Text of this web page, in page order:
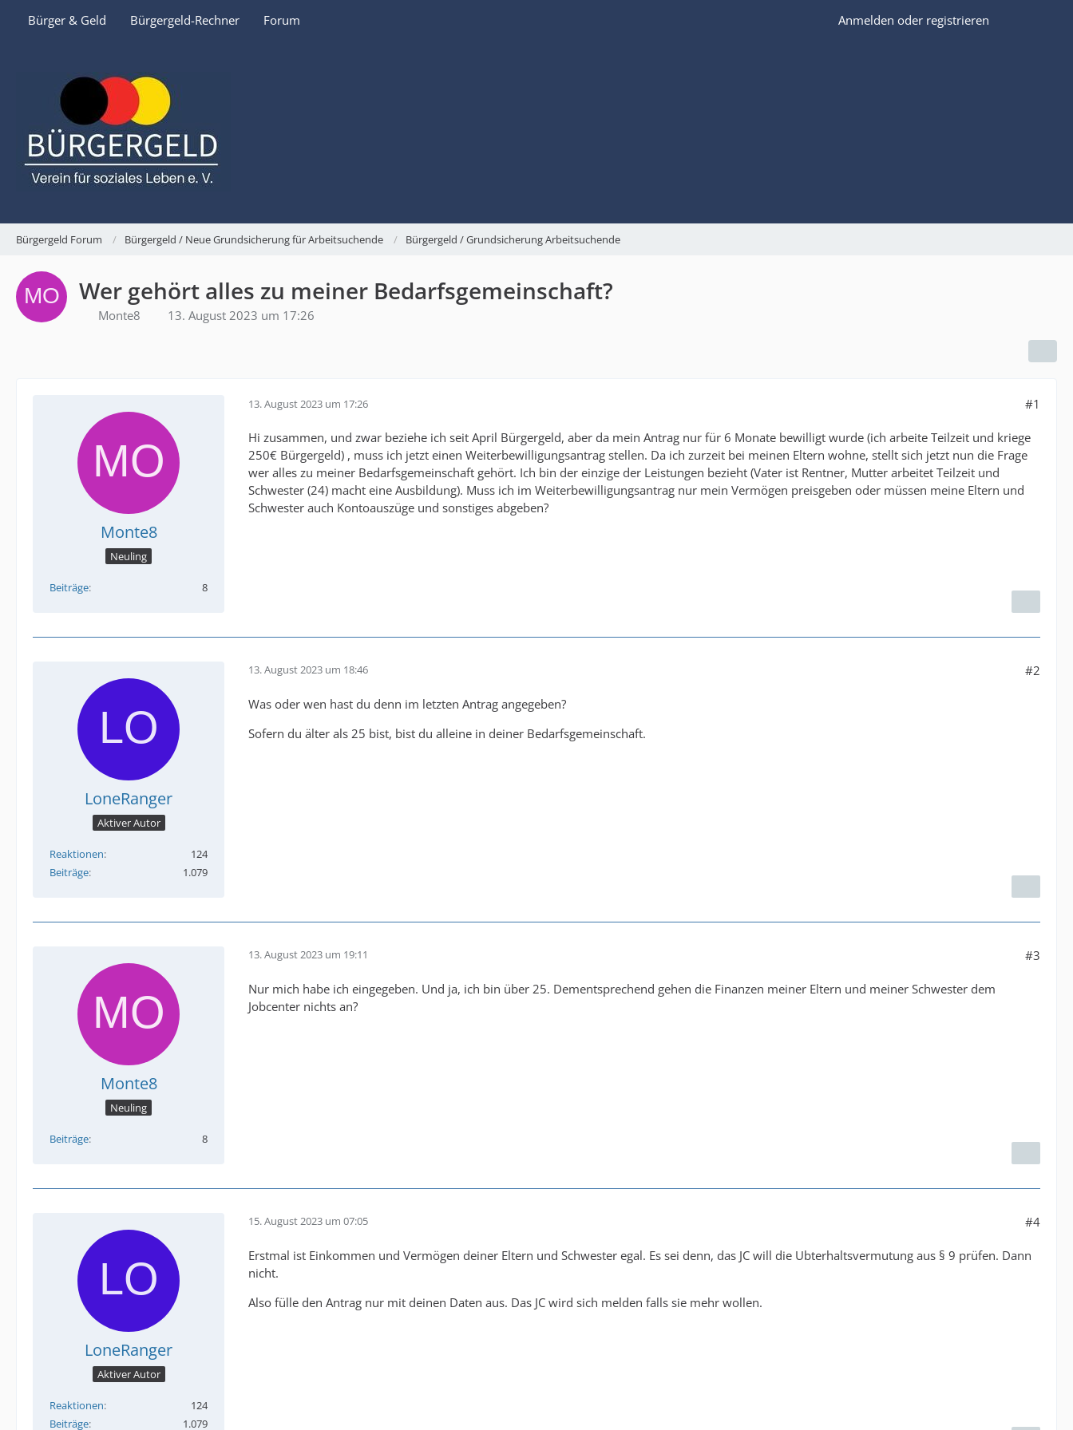
Bürger & Geld Bürgergeld-Rechner Forum Anmelden oder registrieren
Bürgergeld Forum Bürgergeld / Neue Grundsicherung für Arbeitsuchende Bürgergeld / Grundsicherung Arbeitsuchende
Wer gehört alles zu meiner Bedarfsgemeinschaft?
Monte8 13. August 2023 um 17:26
Monte8
Neuling
Beiträge 8
13. August 2023 um 17:26 #1
Hi zusammen, und zwar beziehe ich seit April Bürgergeld, aber da mein Antrag nur für 6 Monate bewilligt wurde (ich arbeite Teilzeit und kriege
250€ Bürgergeld) , muss ich jetzt einen Weiterbewilligungsantrag stellen. Da ich zurzeit bei meinen Eltern wohne, stellt sich jetzt nun die Frage
wer alles zu meiner Bedarfsgemeinschaft gehört. Ich bin der einzige der Leistungen bezieht (Vater ist Rentner, Mutter arbeitet Teilzeit und
Schwester (24) macht eine Ausbildung). Muss ich im Weiterbewilligungsantrag nur mein Vermögen preisgeben oder müssen meine Eltern und
Schwester auch Kontoauszüge und sonstiges abgeben?
LoneRanger
Aktiver Autor
Reaktionen
124
Beiträge
1.079
13. August 2023 um 18:46 #2
Was oder wen hast du denn im letzten Antrag angegeben?
Sofern du älter als 25 bist, bist du alleine in deiner Bedarfsgemeinschaft.
Monte8
Neuling
Beiträge 8
13. August 2023 um 19:11 #3
Nur mich habe ich eingegeben. Und ja, ich bin über 25. Dementsprechend gehen die Finanzen meiner Eltern und meiner Schwester dem
Jobcenter nichts an?
LoneRanger
Aktiver Autor
Reaktionen
124
Beiträge
1.079
15. August 2023 um 07:05 #4
Erstmal ist Einkommen und Vermögen deiner Eltern und Schwester egal. Es sei denn, das JC will die Ubterhaltsvermutung aus § 9 prüfen. Dann
nicht.
Also fülle den Antrag nur mit deinen Daten aus. Das JC wird sich melden falls sie mehr wollen.